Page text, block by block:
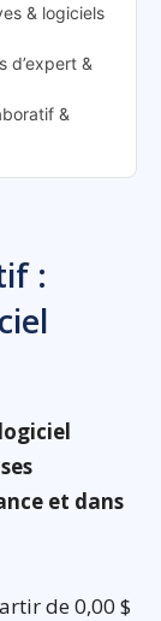
& logiciels
d’expert &
&
:
et dans
de 0,00 $